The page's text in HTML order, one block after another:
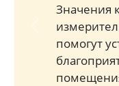
Значения
помогут
Previous